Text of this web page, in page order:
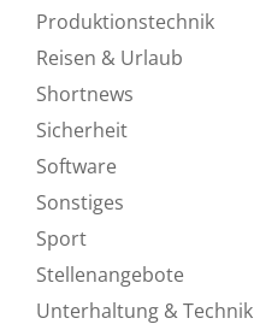
Produktionstechnik
Reisen & Urlaub
Shortnews
Sicherheit
Software
Sonstiges
Sport
Stellenangebote
Unterhaltung & Technik